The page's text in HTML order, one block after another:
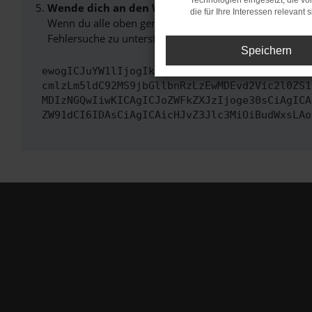
Wende dich an den Webseitenbetreiber.
Wenn du alle oben genannten Schritte versucht hast,
Fehlersuche zu unterstützen:
die für Ihre Interessen relevant
Speichern